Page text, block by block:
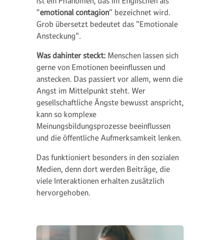
"emotional contagion" bezeichnet wird.
Grob übersetzt bedeutet das "Emotionale
Ansteckung".
Was dahinter steckt: Menschen lassen sich
gerne von Emotionen beeinflussen und
anstecken. Das passiert vor allem, wenn die
Angst im Mittelpunkt steht. Wer
gesellschaftliche Ängste bewusst anspricht,
kann so komplexe
Meinungsbildungsprozesse beeinflussen
und die öffentliche Aufmerksamkeit lenken.
Das funktioniert besonders in den sozialen
Medien, denn dort werden Beiträge, die
viele Interaktionen erhalten zusätzlich
hervorgehoben.